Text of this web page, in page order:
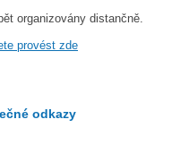
organizovány distančně.
provést zde
odkazy